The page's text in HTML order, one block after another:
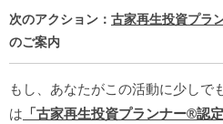
次のアクション： 古家再生投資プラ
のご案内
もし、あなたがこの活動に少しで
は 「古家再生投資プランナー®︎認